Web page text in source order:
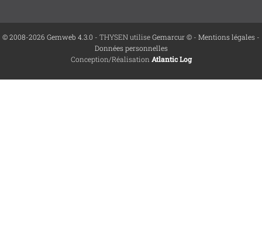
© 2008-2026 Gemweb 4.3.0 - THYSEN utiliseGemarcur © - Mentions légales -
Données personnelles
Conception/Réalisation Atlantic Log